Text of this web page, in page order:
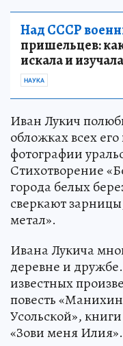
Над СССР
пришельцев:
искала и
НАУКА
Иван Лукич
обложках всех
фотографии
Стихотворение
города белых
сверкают
метал».
Ивана Лукича
деревне и
известных
повесть
Усольской»,
«Зови меня Илия».